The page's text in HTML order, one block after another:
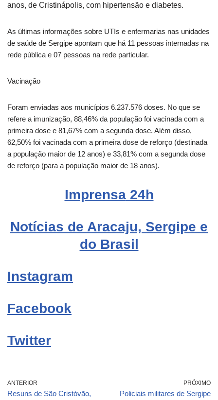
anos, de Cristinápolis, com hipertensão e diabetes.
As últimas informações sobre UTIs e enfermarias nas unidades
de saúde de Sergipe apontam que há 11 pessoas internadas na
rede pública e 07 pessoas na rede particular.
Vacinação
Foram enviadas aos municípios 6.237.576 doses. No que se
refere a imunização, 88,46% da população foi vacinada com a
primeira dose e 81,67% com a segunda dose. Além disso,
62,50% foi vacinada com a primeira dose de reforço (destinada
a população maior de 12 anos) e 33,81% com a segunda dose
de reforço (para a população maior de 18 anos).
Imprensa24h
Notícias de Aracaju, Sergipe e
do Brasil
Instagram
Facebook
Twitter
ANTERIOR
Resuns de São Cristóvão,
PRÓXIMO
Policiais militares de Sergipe